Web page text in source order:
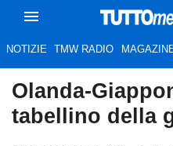
NOTIZIE TMW RADIO
Olanda-
tabellino della